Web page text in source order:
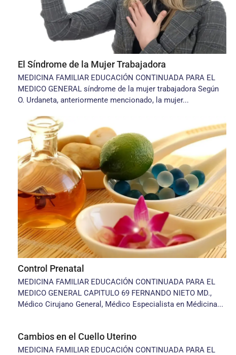
El Síndrome de la Mujer Trabajadora
MEDICINA FAMILIAR EDUCACIÓN CONTINUADA PARA EL
MEDICO GENERAL síndrome de la mujer trabajadora Según
O. Urdaneta, anteriormente mencionado, la mujer...
Control Prenatal
MEDICINA FAMILIAR EDUCACIÓN CONTINUADA PARA EL
MEDICO GENERAL CAPITULO 69 FERNANDO NIETO MD.,
Médico Cirujano General, Médico Especialista en Médicina...
Cambios en el Cuello Uterino
MEDICINA FAMILIAR EDUCACIÓN CONTINUADA PARA EL